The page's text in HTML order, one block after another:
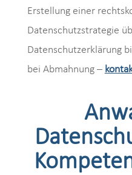
Erstellung einer
Datenschutzstrategie
Datenschutzerklärung
bei Abmahnung –